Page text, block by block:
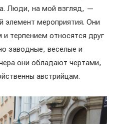
Люди, на мой взгляд, —
элемент мероприятия. Они
терпением относятся друг
заводные, веселые и
они обладают чертами,
австрийцам.